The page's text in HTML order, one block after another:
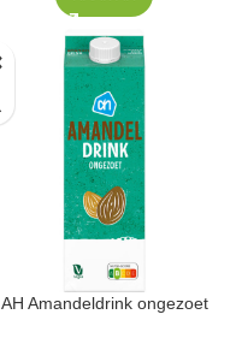
AH Amandeldrink ongezoet